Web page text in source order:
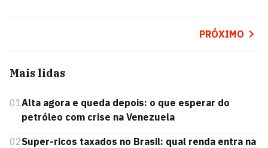
PRÓXIMO
Mais lidas
01Alta agora e queda depois: o que esperar do
petróleo com crise na Venezuela
02Super-ricos taxados no Brasil: qual renda entra na